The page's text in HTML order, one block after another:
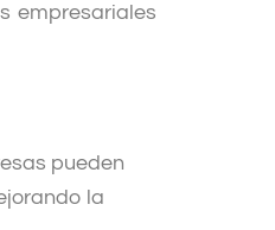
empresariales
pueden
la